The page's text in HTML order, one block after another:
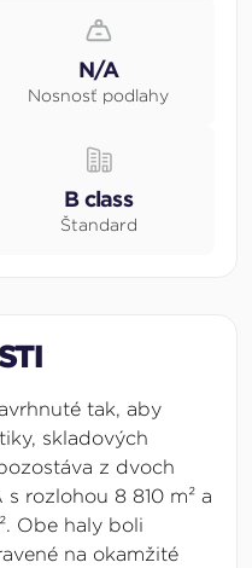
N/A
Nosnosť podlahy
B class
Štandard
tak, aby
skladových
z dvoch
s rozlohou 8 810 m² a
. Obe haly boli
na okamžité